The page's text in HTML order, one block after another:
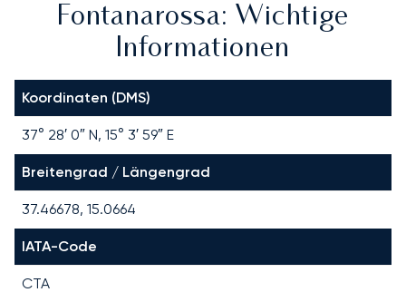
Fontanarossa: Wichtige
Informationen
Koordinaten (DMS)
37° 28′ 0″ N, 15° 3′ 59″ E
Breitengrad / Längengrad
37.46678, 15.0664
IATA-Code
CTA